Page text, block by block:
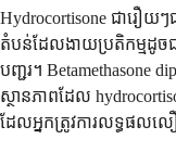
Hydrocortisone ជារឿយ
តំបន់ដែលងាយប្រតិកម្មដូច
បញ្ជរ។ Betamethasone
ស្ថានភាពដែល
ដែលអ្នកត្រូវការលទ្ធផល